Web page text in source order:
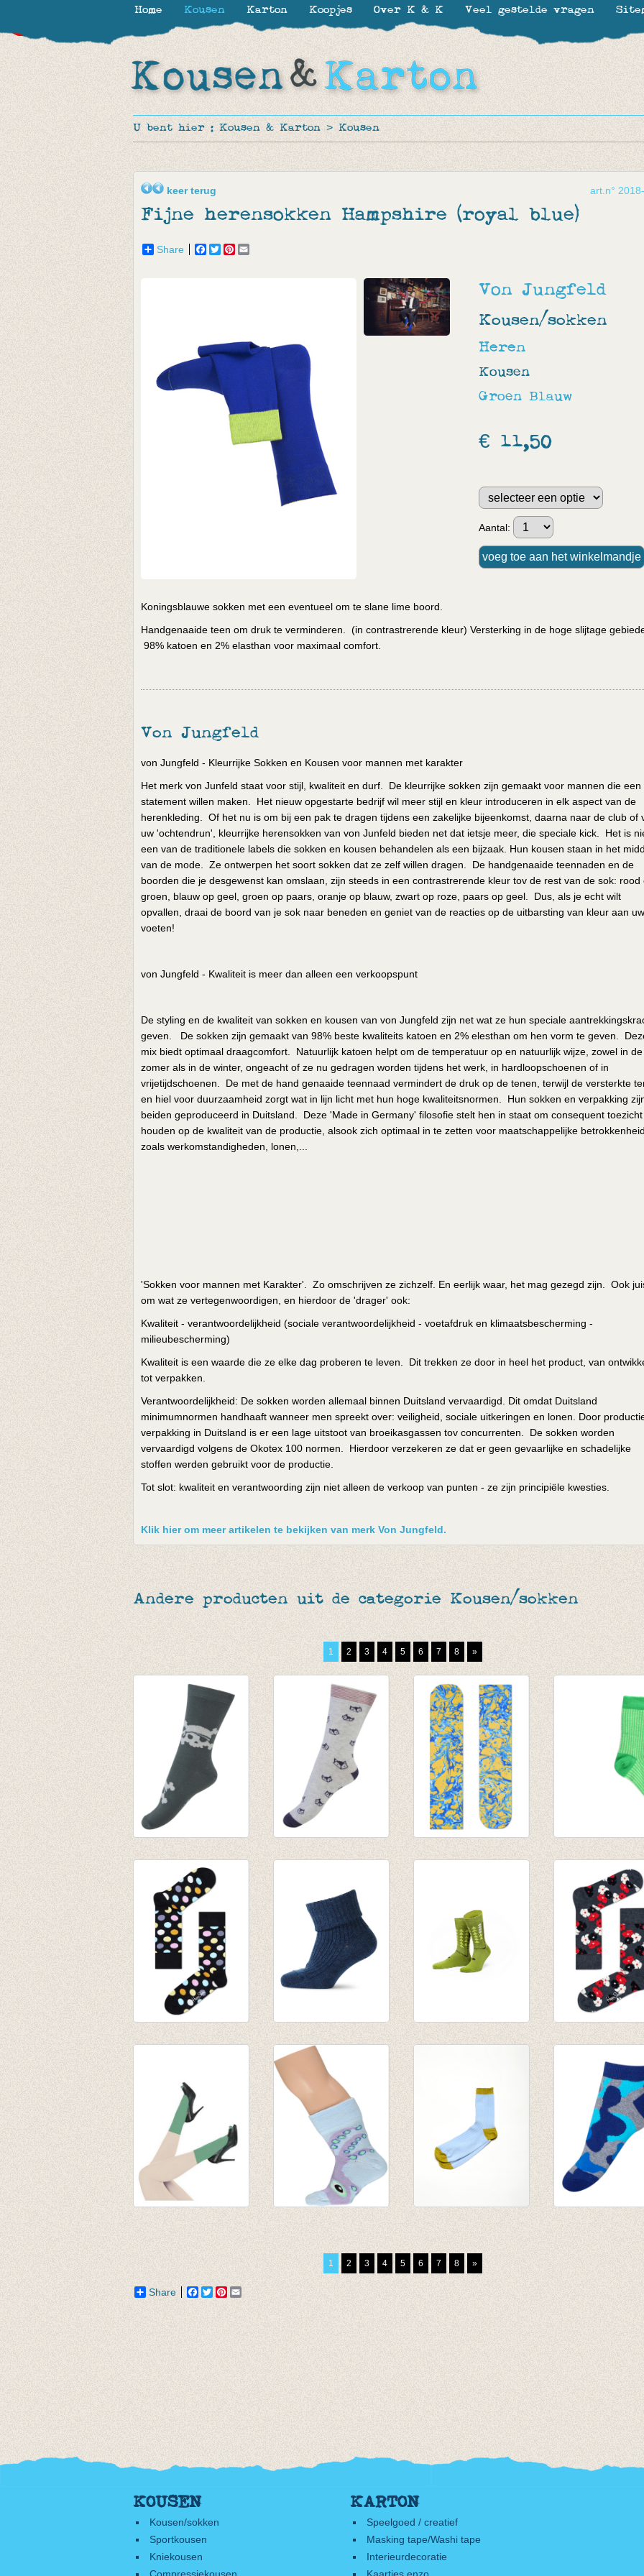
U bent hier : Kousen & Karton > Kousen
art.n°
keer terug
Fijne herensokken Hampshire (royal blue)
Share Facebook
TwitterPinterest
Von Jungfeld
Kousen/sokken
Heren
Kousen
Groen Blauw
€ 11,50
Aantal:
Koningsblauwe sokken met een eventueel om te slane lime boord.
Handgenaaide teen om druk te verminderen. (in contrastrerende kleur) Versterking in de hoge slijtage
98% katoen en 2% elasthan voor maximaal comfort.
Von Jungfeld
von Jungfeld - Kleurrijke Sokken en Kousen voor mannen met karakter
Het merk von Junfeld staat voor stijl, kwaliteit en durf. De kleurrijke sokken zijn gemaakt voor mannen die een
statement willen maken. Het nieuw opgestarte bedrijf wil meer stijl en kleur introduceren in elk aspect van de
herenkleding. Of het nu is om bij een pak te dragen tijdens een zakelijke bijeenkomst, daarna naar de club of
uw 'ochtendrun', kleurrijke herensokken van von Junfeld bieden net dat ietsje meer, die speciale kick. Het is
een van de traditionele labels die sokken en kousen behandelen als een bijzaak. Hun kousen staan in het
van de mode. Ze ontwerpen het soort sokken dat ze zelf willen dragen. De handgenaaide teennaden en de
boorden die je desgewenst kan omslaan, zijn steeds in een contrastrerende kleur tov de rest van de sok: rood
groen, blauw op geel, groen op paars, oranje op blauw, zwart op roze, paars op geel. Dus, als je echt wilt
opvallen, draai de boord van je sok naar beneden en geniet van de reacties op de uitbarsting van kleur aan uw
voeten!
von Jungfeld - Kwaliteit is meer dan alleen een verkoopspunt
De styling en de kwaliteit van sokken en kousen van von Jungfeld zijn net wat ze hun speciale
geven. De sokken zijn gemaakt van 98% beste kwaliteits katoen en 2% elesthan om hen vorm te geven.
mix biedt optimaal draagcomfort. Natuurlijk katoen helpt om de temperatuur op en natuurlijk wijze, zowel in de
zomer als in de winter, ongeacht of ze nu gedragen worden tijdens het werk, in hardloopschoenen of in
vrijetijdschoenen. De met de hand genaaide teennaad vermindert de druk op de tenen, terwijl de versterkte
en hiel voor duurzaamheid zorgt wat in lijn licht met hun hoge kwaliteitsnormen. Hun sokken en verpakking
beiden geproduceerd in Duitsland. Deze 'Made in Germany' filosofie stelt hen in staat om consequent
houden op de kwaliteit van de productie, alsook zich optimaal in te zetten voor maatschappelijke
zoals werkomstandigheden, lonen,...
'Sokken voor mannen met Karakter'. Zo omschrijven ze zichzelf. En eerlijk waar, het mag gezegd zijn. Ook
om wat ze vertegenwoordigen, en hierdoor de 'drager' ook:
Kwaliteit - verantwoordelijkheid (sociale verantwoordelijkheid - voetafdruk en klimaatsbescherming -
milieubescherming)
Kwaliteit is een waarde die ze elke dag proberen te leven. Dit trekken ze door in heel het product, van
tot verpakken.
Verantwoordelijkheid: De sokken worden allemaal binnen Duitsland vervaardigd. Dit omdat Duitsland
minimumnormen handhaaft wanneer men spreekt over: veiligheid, sociale uitkeringen en lonen. Door
verpakking in Duitsland is er een lage uitstoot van broeikasgassen tov concurrenten. De sokken worden
vervaardigd volgens de Okotex 100 normen. Hierdoor verzekeren ze dat er geen gevaarlijke en schadelijke
stoffen werden gebruikt voor de productie.
Tot slot: kwaliteit en verantwoording zijn niet alleen de verkoop van punten - ze zijn principiële kwesties.
Klik hier om meer artikelen te bekijken van merk Von Jungfeld.
Andere producten uit de categorie Kousen/sokken
1 2 3 4 5 6 7 8 »
dark Pirate Urban
€ 7,95
€ 10,48
€ 4,86
sokken volledig
geribd - marine
€ 8,95
€ 14,00
1 2 3 4 5 6 7 8 »
Share Facebook
TwitterPinterest
KOUSEN
Kousen/sokken
Sportkousen
Kniekousen
KARTON
Speelgoed / creatief
Masking tape/Washi tape
Interieurdecoratie
Home Kousen Karton Koopjes Over K & K Veel gestelde vragen